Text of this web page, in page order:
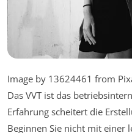
Image by 13624461 from
Das VVT ist das
Erfahrung scheitert die
Beginnen Sie nicht mit einer